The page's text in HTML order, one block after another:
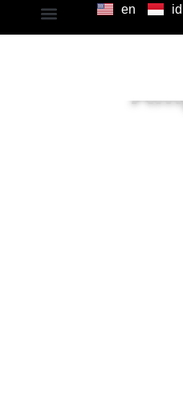
en id